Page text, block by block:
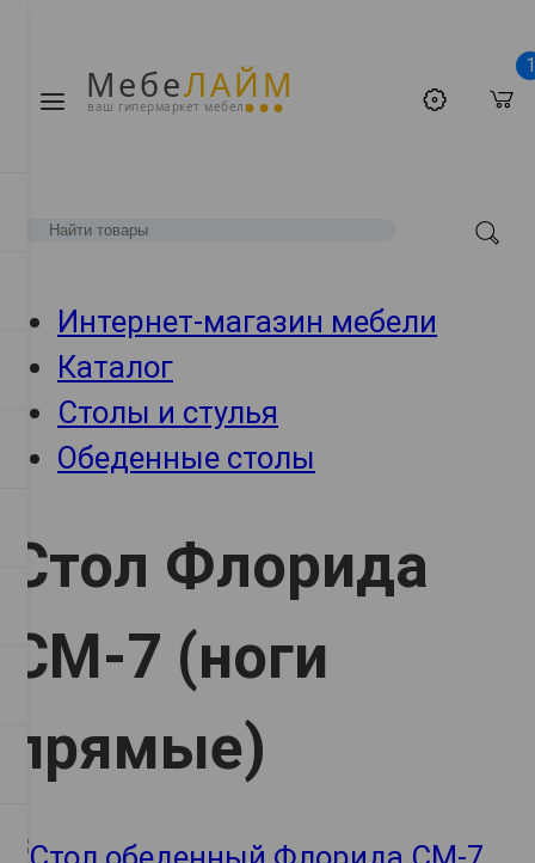
МебеЛАЙМ
ваш гипермаркет мебели
1
Интернет-магазин мебели
Каталог
Столы и стулья
Обеденные столы
Стол Флорида
СМ-7 (ноги
прямые)